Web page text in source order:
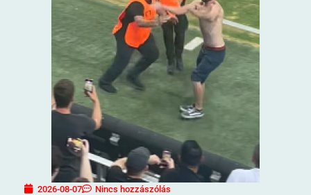
2026-08-07 Nincs hozzászólás